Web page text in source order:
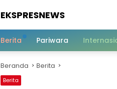
EKSPRESNEWS
Dalam
Berita Pariwara
Beranda Berita
Berita